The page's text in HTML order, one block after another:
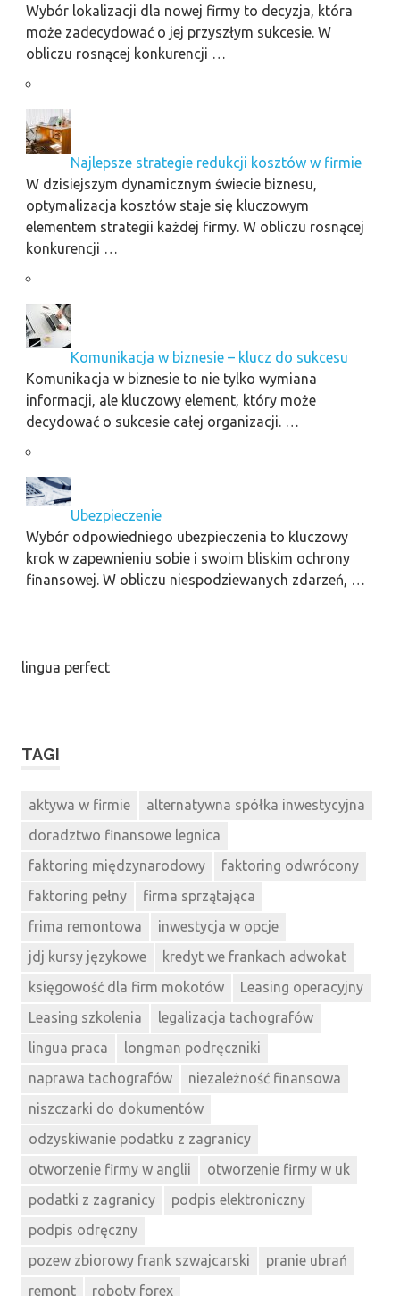
Wybór lokalizacji dla nowej firmy to decyzja, która
może zadecydować o jej przyszłym sukcesie. W
obliczu rosnącej konkurencji …
Najlepsze strategie redukcji kosztów w firmie
W dzisiejszym dynamicznym świecie biznesu,
optymalizacja kosztów staje się kluczowym
elementem strategii każdej firmy. W obliczu rosnącej
konkurencji …
Komunikacja w biznesie – klucz do sukcesu
Komunikacja w biznesie to nie tylko wymiana
informacji, ale kluczowy element, który może
decydować o sukcesie całej organizacji. …
Ubezpieczenie
Wybór odpowiedniego ubezpieczenia to kluczowy
krok w zapewnieniu sobie i swoim bliskim ochrony
finansowej. W obliczu niespodziewanych zdarzeń, …
lingua perfect
TAGI
aktywa w firmie
alternatywna spółka inwestycyjna
doradztwo finansowe legnica
faktoring międzynarodowy
faktoring odwrócony
faktoring pełny
firma sprzątająca
frima remontowa
inwestycja w opcje
jdj kursy językowe
kredyt we frankach adwokat
księgowość dla firm mokotów
Leasing operacyjny
Leasing szkolenia
legalizacja tachografów
lingua praca
longman podręczniki
naprawa tachografów
niezależność finansowa
niszczarki do dokumentów
odzyskiwanie podatku z zagranicy
otworzenie firmy w anglii
otworzenie firmy w uk
podatki z zagranicy
podpis elektroniczny
podpis odręczny
pozew zbiorowy frank szwajcarski
pranie ubrań
remont
roboty forex